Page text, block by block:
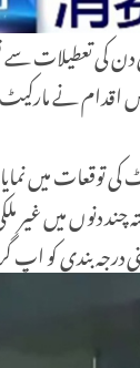
کے قومی دن کی
اقدام نے
کی توقعات میں
دنوں میں غیر
بندی کو اپ